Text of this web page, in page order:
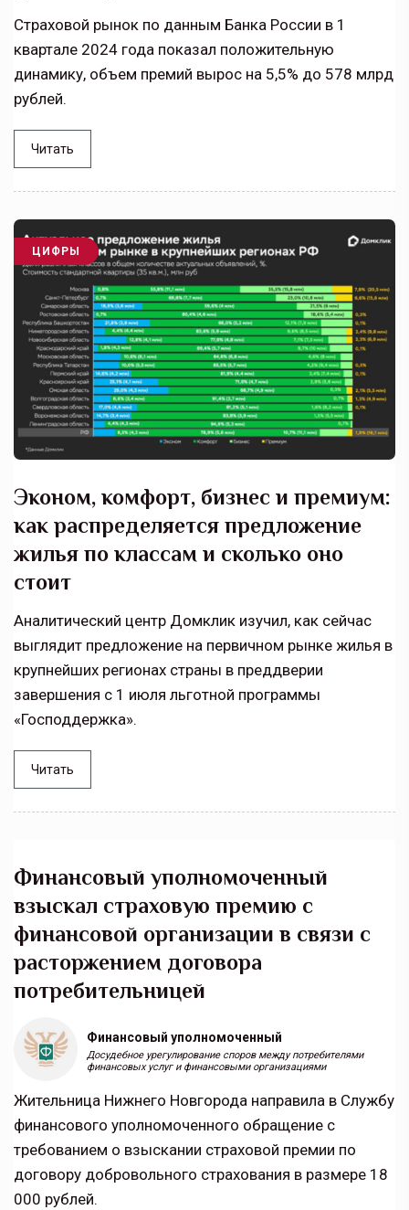
Страховой рынок по данным Банка России в 1
квартале 2024 года показал положительную
динамику, объем премий вырос на 5,5% до 578 млрд
рублей.
Читать
ЦИФРЫ
Эконом, комфорт, бизнес и премиум:
как распределяется предложение
жилья по классам и сколько оно
стоит
Аналитический центр Домклик изучил, как сейчас
выглядит предложение на первичном рынке жилья в
крупнейших регионах страны в преддверии
завершения с 1 июля льготной программы
«Господдержка».
Читать
Финансовый уполномоченный
взыскал страховую премию с
финансовой организации в связи с
расторжением договора
потребительницей
Финансовый уполномоченный
Досудебное урегулирование споров между потребителями
финансовых услуг и финансовыми организациями
Жительница Нижнего Новгорода направила в Службу
финансового уполномоченного обращение с
требованием о взыскании страховой премии по
договору добровольного страхования в размере 18
000 рублей.